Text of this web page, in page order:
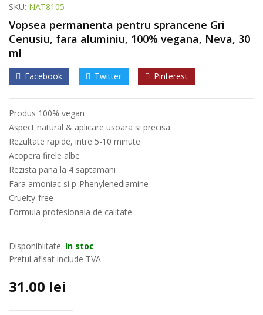
SKU: NAT8105
Vopsea permanenta pentru sprancene Gri
Cenusiu, fara aluminiu, 100% vegana, Neva, 30
ml
Facebook Twitter Pinterest
Produs 100% vegan
Aspect natural & aplicare usoara si precisa
Rezultate rapide, intre 5-10 minute
Acopera firele albe
Rezista pana la 4 saptamani
Fara amoniac si p-Phenylenediamine
Cruelty-free
Formula profesionala de calitate
Disponiblitate: In stoc
Pretul afisat include TVA
31.00 lei